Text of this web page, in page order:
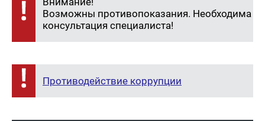
Возможны противопоказания. Необходима
консультация специалиста!
Противодействие коррупции